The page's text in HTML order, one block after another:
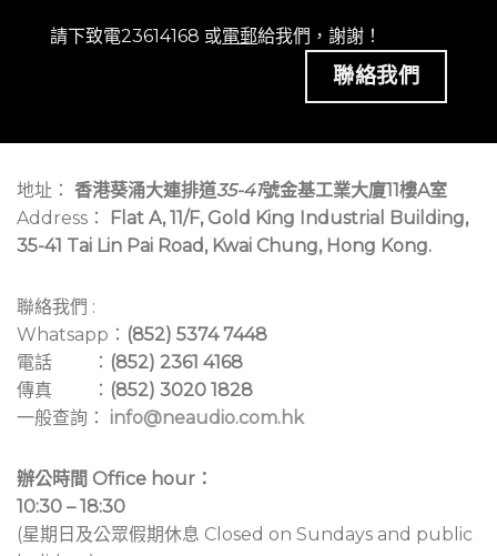
請下致電23614168 或電郵給我們，謝謝！
聯絡我們
地址： 香港葵涌大連排道35-41號金基工業大廈11樓A室
Address：
Flat A, 11/F, Gold King Industrial Building,
35-41 Tai Lin Pai Road, Kwai Chung, Hong Kong.
聯絡我們 :
Whatsapp： (852) 5374 7448
電話 ： (852) 2361 4168
傳真 ： (852) 3020 1828
一般查詢： info@neaudio.com.hk
辦公時間 Office hour：
10:30 – 18:30
(星期日及公眾假期休息 Closed on Sundays and public